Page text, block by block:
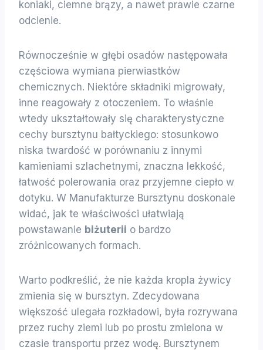
koniaki, ciemne brązy, a nawet prawie czarne
odcienie.
Równocześnie w głębi osadów następowała
częściowa wymiana pierwiastków
chemicznych. Niektóre składniki migrowały,
inne reagowały z otoczeniem. To właśnie
wtedy ukształtowały się charakterystyczne
cechy bursztynu bałtyckiego: stosunkowo
niska twardość w porównaniu z innymi
kamieniami szlachetnymi, znaczna lekkość,
łatwość polerowania oraz przyjemne ciepło w
dotyku. W Manufakturze Bursztynu doskonale
widać, jak te właściwości ułatwiają
powstawanie biżuterii o bardzo
zróżnicowanych formach.
Warto podkreślić, że nie każda kropla żywicy
zmienia się w bursztyn. Zdecydowana
większość ulegała rozkładowi, była rozrywana
przez ruchy ziemi lub po prostu zmielona w
czasie transportu przez wodę. Bursztynem